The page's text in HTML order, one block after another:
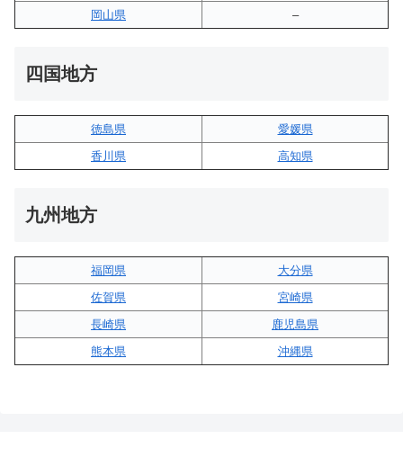
岡山県
–
四国地方
徳島県
愛媛県
香川県
高知県
九州地方
福岡県
大分県
佐賀県
宮崎県
長崎県
鹿児島県
熊本県
沖縄県